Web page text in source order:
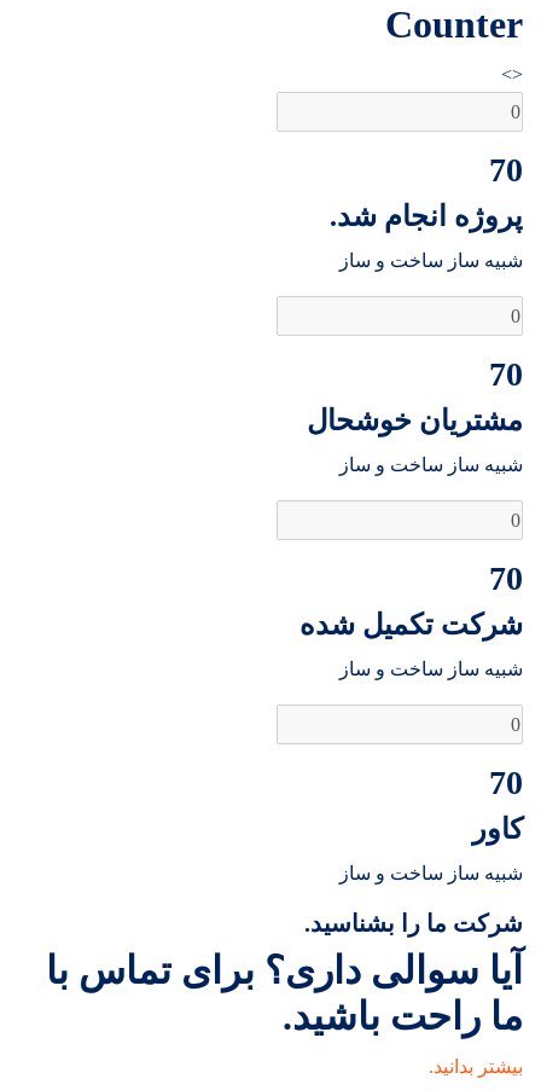
Counter
<>
70
پروژه انجام شد.
شبیه ساز ساخت و ساز
70
مشتریان خوشحال
شبیه ساز ساخت و ساز
70
شرکت تکمیل شده
شبیه ساز ساخت و ساز
70
کاور
شبیه ساز ساخت و ساز
شرکت ما را بشناسید.
آیا سوالی داری؟ برای تماس با
ما راحت باشید.
بیشتر بدانید.